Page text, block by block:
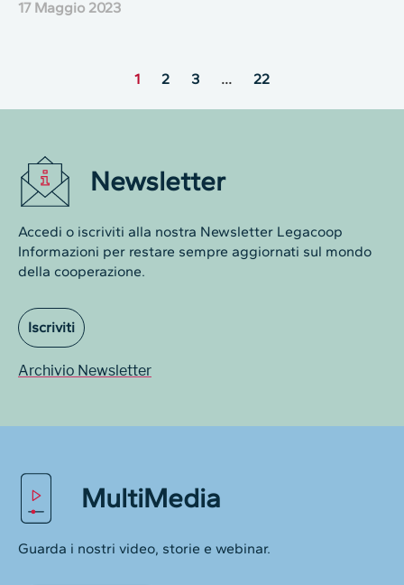
17 Maggio 2023
1 2 3 … 22
Newsletter
Accedi o iscriviti alla nostra Newsletter Legacoop
Informazioni per restare sempre aggiornati sul mondo
della cooperazione.
Iscriviti
Archivio Newsletter
MultiMedia
Guarda i nostri video, storie e webinar.